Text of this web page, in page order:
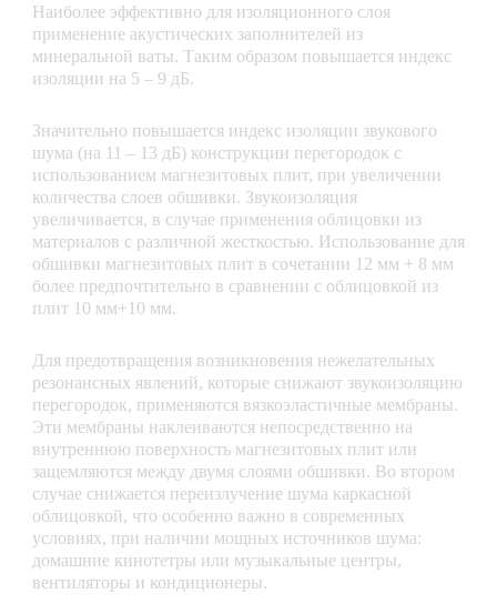
Наиболее эффективно для изоляционного слоя
применение акустических заполнителей из
минеральной ваты. Таким образом повышается индекс
изоляции на 5 – 9 дБ.
Значительно повышается индекс изоляции звукового
шума (на 11 – 13 дБ) конструкции перегородок с
использованием магнезитовых плит, при увеличении
количества слоев обшивки. Звукоизоляция
увеличивается, в случае применения облицовки из
материалов с различной жесткостью. Использование для
обшивки магнезитовых плит в сочетании 12 мм + 8 мм
более предпочтительно в сравнении с облицовкой из
плит 10 мм+10 мм.
Для предотвращения возникновения нежелательных
резонансных явлений, которые снижают звукоизоляцию
перегородок, применяются вязкоэластичные мембраны.
Эти мембраны наклеиваются непосредственно на
внутреннюю поверхность магнезитовых плит или
защемляются между двумя слоями обшивки. Во втором
случае снижается переизлучение шума каркасной
облицовкой, что особенно важно в современных
условиях, при наличии мощных источников шума:
домашние кинотетры или музыкальные центры,
вентиляторы и кондиционеры.